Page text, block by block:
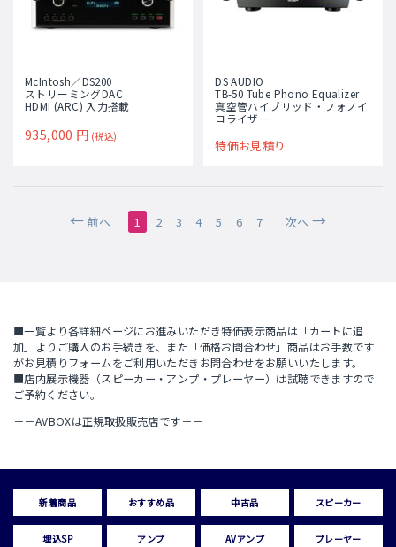
McIntosh／DS200
ストリーミングDAC
HDMI (ARC) 入力搭載
935,000 円 (税込)
DS AUDIO
TB-50 Tube Phono Equalizer
真空管ハイブリッド・フォノイ
コライザー
特価お見積り
前へ 1 2 3 4 5 6 7 次へ
■一覧より各詳細ページにお進みいただき特価表示商品は「カートに追
加」よりご購入のお手続きを、また「価格お問合わせ」商品はお手数です
がお見積りフォームをご利用いただきお問合わせをお願いいたします。
■店内展示機器（スピーカー・アンプ・プレーヤー）は試聴できますので
ご予約ください。
－－AVBOXは正規取扱販売店です－－
新着商品 おすすめ品 中古品 スピーカー
埋込SP アンプ AVアンプ プレーヤー